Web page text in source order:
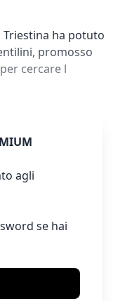
Triestina ha potuto
promosso
cercare l
agli
se hai